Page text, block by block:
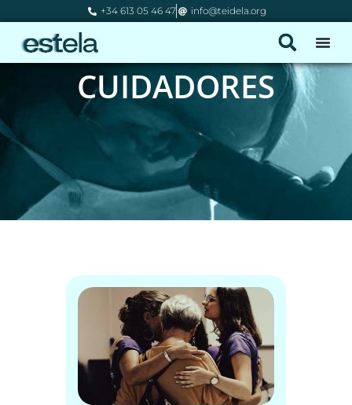
+34 613 05 46 47 info@teidela.org
CUIDADORES